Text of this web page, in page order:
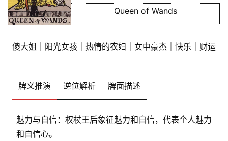
Queen of Wands
傻大姐｜阳光女孩｜热情的农妇｜女中豪杰｜快乐｜财运
牌义推演 逆位解析 牌面描述
魅力与自信：权杖王后象征魅力和自信，代表个人魅力
和自信心。